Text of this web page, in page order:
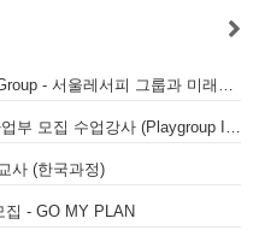
[채용공고] 서울레서피 Seoul Recipe Group - 서울레서피 그룹과 미래를 함께할 유능한 인재를 모십니다
[채용공고] 대교 홍콩법인 트니트니 사업부 모집 수업강사 (Playgroup Instructor)
사 (한국과정)
집 - GO MY PLAN